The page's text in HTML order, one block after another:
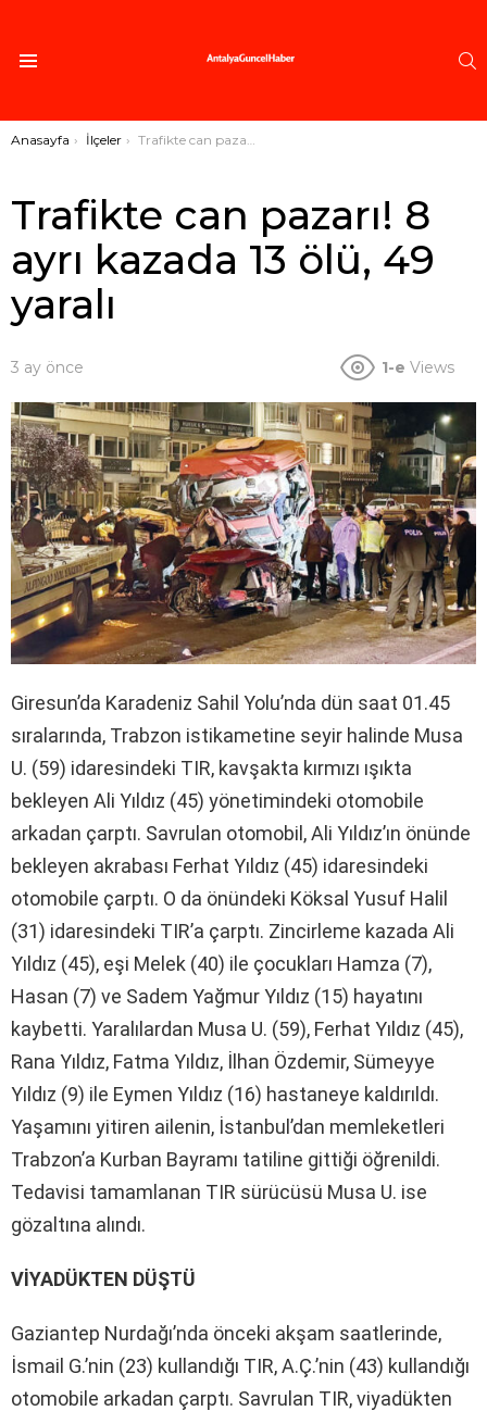
Buradasınız:
Anasayfa İlçeler Trafikte can pazarı! 8 ayrı kazada 13 ölü, 49 yaralı
Trafikte can pazarı! 8
ayrı kazada 13 ölü, 49
yaralı
3 ay önce 1-e Views
Giresun’da Karadeniz Sahil Yolu’nda dün saat 01.45
sıralarında, Trabzon istikametine seyir halinde Musa
U. (59) idaresindeki TIR, kavşakta kırmızı ışıkta
bekleyen Ali Yıldız (45) yönetimindeki otomobile
arkadan çarptı. Savrulan otomobil, Ali Yıldız’ın önünde
bekleyen akrabası Ferhat Yıldız (45) idaresindeki
otomobile çarptı. O da önündeki Köksal Yusuf Halil
(31) idaresindeki TIR’a çarptı. Zincirleme kazada Ali
Yıldız (45), eşi Melek (40) ile çocukları Hamza (7),
Hasan (7) ve Sadem Yağmur Yıldız (15) hayatını
kaybetti. Yaralılardan Musa U. (59), Ferhat Yıldız (45),
Rana Yıldız, Fatma Yıldız, İlhan Özdemir, Sümeyye
Yıldız (9) ile Eymen Yıldız (16) hastaneye kaldırıldı.
Yaşamını yitiren ailenin, İstanbul’dan memleketleri
Trabzon’a Kurban Bayramı tatiline gittiği öğrenildi.
Tedavisi tamamlanan TIR sürücüsü Musa U. ise
gözaltına alındı.
VİYADÜKTEN DÜŞTÜ
Gaziantep Nurdağı’nda önceki akşam saatlerinde,
İsmail G.’nin (23) kullandığı TIR, A.Ç.’nin (43) kullandığı
otomobile arkadan çarptı. Savrulan TIR, viyadükten